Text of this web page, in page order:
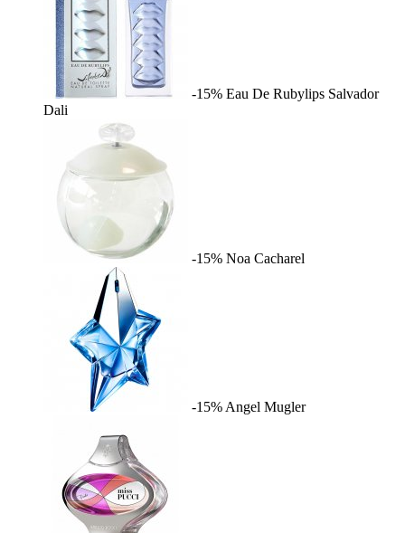
-15% Eau De Rubylips Salvador
Dali
-15% Noa Cacharel
-15% Angel Mugler